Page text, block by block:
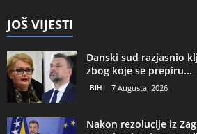
JOŠ VIJESTI
Danski sud razjasnio
zbog koje se prepiru...
BIH 7 Augusta, 2026
Nakon rezolucije iz